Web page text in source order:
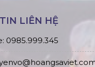
LIÊN HỆ
0985.999.345